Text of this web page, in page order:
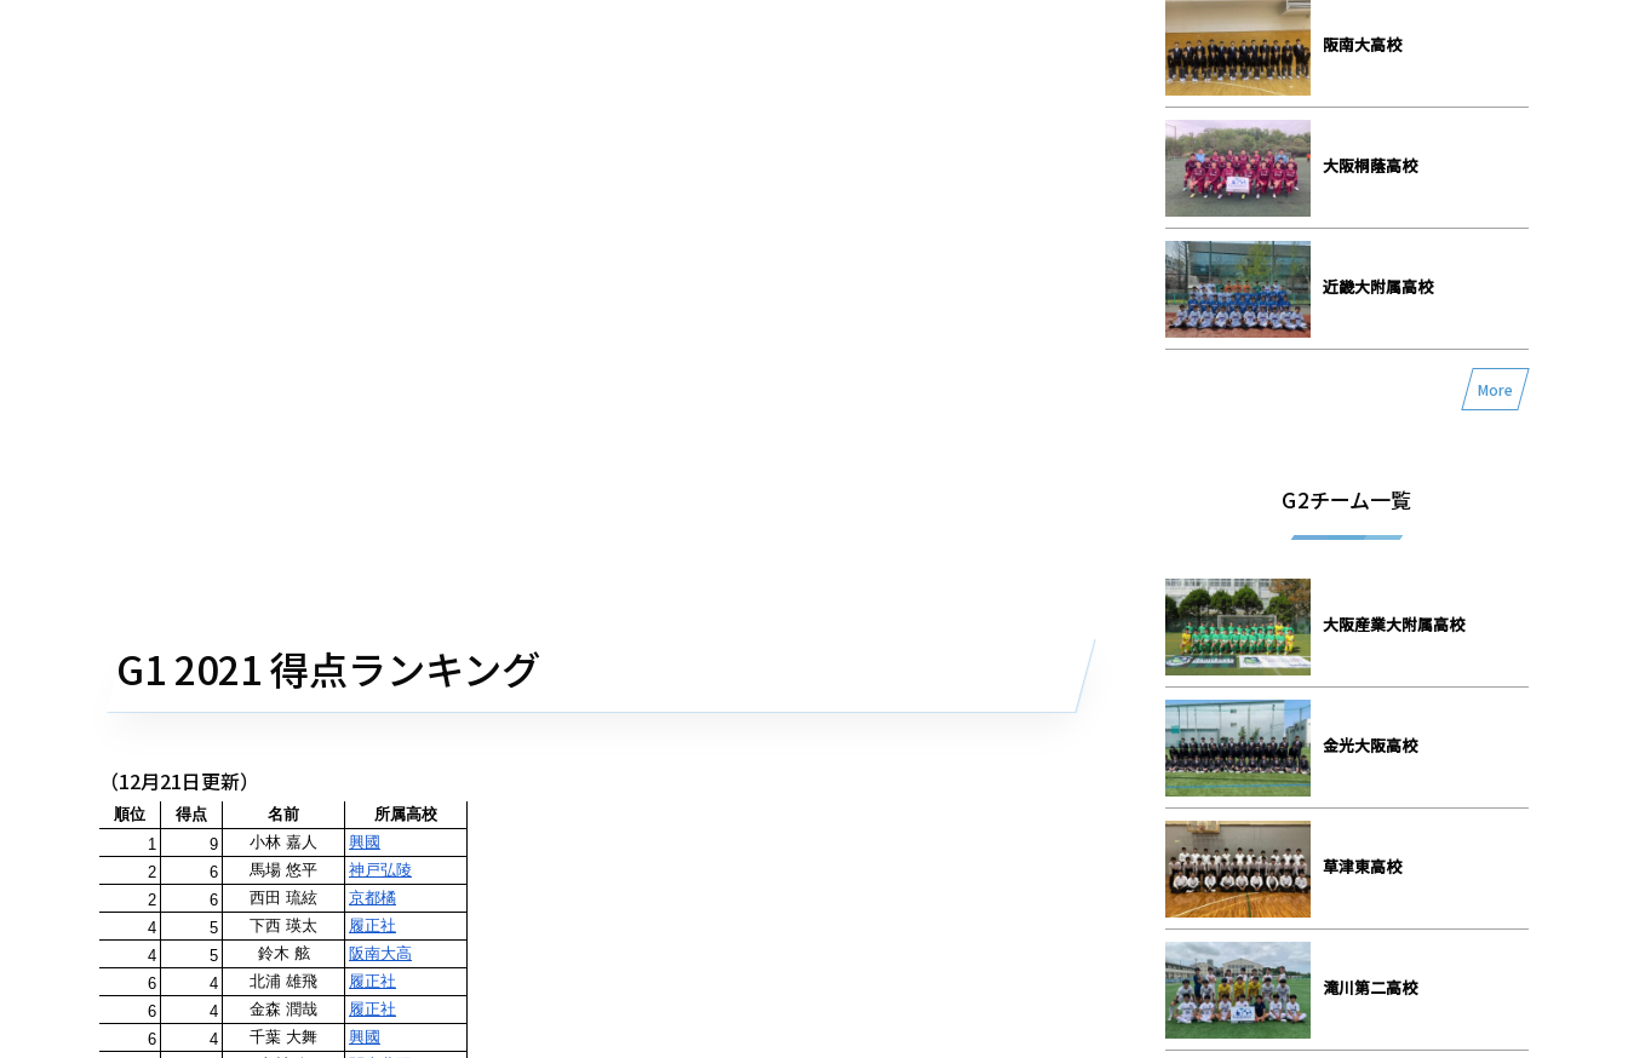
G1 2021 得点ランキング
（12月21日更新）
阪南大高校
大阪桐蔭高校
近畿大附属高校
More
G2チーム一覧
大阪産業大附属高校
金光大阪高校
草津東高校
滝川第二高校